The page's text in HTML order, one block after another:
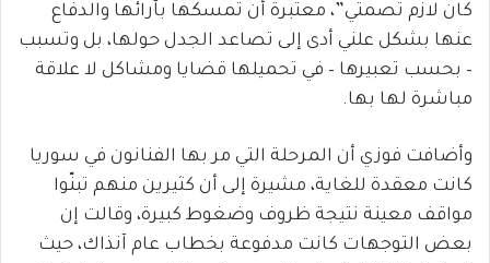
كان لازم تصمتي”، معتبرة أن تمسكها بآرائها والدفاع
عنها بشكل علني أدى إلى تصاعد الجدل حولها، بل وتسبب
– بحسب تعبيرها – في تحميلها قضايا ومشاكل لا علاقة
مباشرة لها بها.
وأضافت فوزي أن المرحلة التي مر بها الفنانون في سوريا
كانت معقدة للغاية، مشيرة إلى أن كثيرين منهم تبنّوا
مواقف معينة نتيجة ظروف وضغوط كبيرة، وقالت إن
بعض التوجهات كانت مدفوعة بخطاب عام آنذاك، حيث